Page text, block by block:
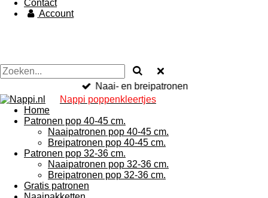
Contact
Account
Naai- en breipatronen
Nappi poppenkleertjes
Home
Patronen pop 40-45 cm.
Naaipatronen pop 40-45 cm.
Breipatronen pop 40-45 cm.
Patronen pop 32-36 cm.
Naaipatronen pop 32-36 cm.
Breipatronen pop 32-36 cm.
Gratis patronen